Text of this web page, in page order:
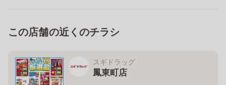
この店舗の近くのチラシ
スギドラッグ
鳳東町店